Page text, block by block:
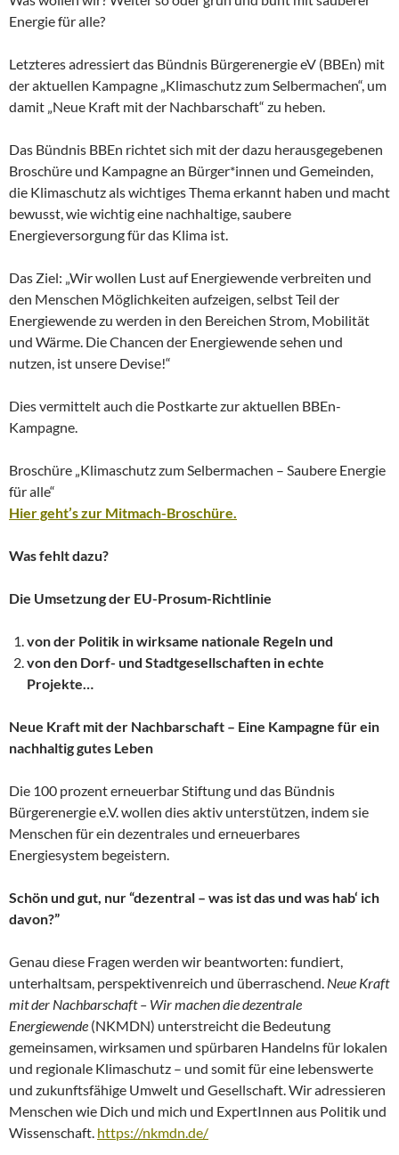
Energie für alle?
Letzteres adressiert das Bündnis Bürgerenergie eV (BBEn) mit
der aktuellen Kampagne „Klimaschutz zum Selbermachen“, um
damit „Neue Kraft mit der Nachbarschaft“ zu heben.
Das Bündnis BBEn richtet sich mit der dazu herausgegebenen
Broschüre und Kampagne an Bürger*innen und Gemeinden,
die Klimaschutz als wichtiges Thema erkannt haben und macht
bewusst, wie wichtig eine nachhaltige, saubere
Energieversorgung für das Klima ist.
Das Ziel: „Wir wollen Lust auf Energiewende verbreiten und
den Menschen Möglichkeiten aufzeigen, selbst Teil der
Energiewende zu werden in den Bereichen Strom, Mobilität
und Wärme. Die Chancen der Energiewende sehen und
nutzen, ist unsere Devise!“
Dies vermittelt auch die Postkarte zur aktuellen BBEn-
Kampagne.
Broschüre „Klimaschutz zum Selbermachen – Saubere Energie
für alle“
Hier geht’s zur Mitmach-Broschüre.
Was fehlt dazu?
Die Umsetzung der EU-Prosum-Richtlinie
von der Politik in wirksame nationale Regelnund
von den Dorf- und Stadtgesellschaften in echte
Projekte…
Neue Kraft mit der Nachbarschaft – Eine Kampagne für ein
nachhaltig gutes Leben
Die 100 prozent erneuerbar Stiftung und das Bündnis
Bürgerenergie e.V. wollen dies aktiv unterstützen, indem sie
Menschen für ein dezentrales und erneuerbares
Energiesystem begeistern.
Schön und gut, nur “dezentral – was ist das und was hab‘ ich
davon?”
Genau diese Fragen werden wir beantworten: fundiert,
unterhaltsam, perspektivenreich und überraschend. Neue Kraft
mit der Nachbarschaft – Wir machen die dezentrale
Energiewende (NKMDN) unterstreicht die Bedeutung
gemeinsamen, wirksamen und spürbaren Handelns für lokalen
und regionale Klimaschutz – und somit für eine lebenswerte
und zukunftsfähige Umwelt und Gesellschaft. Wir adressieren
Menschen wie Dich und mich und ExpertInnen aus Politik und
Wissenschaft. https://nkmdn.de/